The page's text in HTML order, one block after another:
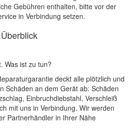
Gebühren enthalten, bitte vor der
in Verbindung setzen.
Was ist zu tun?
deckt alle plötzlich und
Schäden an dem Gerät ab: Schäden
Einbruchdiebstahl, Verschleiß
mit uns in Verbindung. Wir werden
Partnerhändler in Ihrer Nähe